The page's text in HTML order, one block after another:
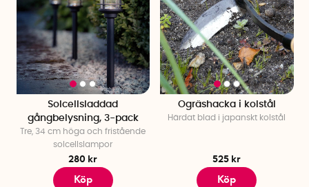
Solcellsladdad
gångbelysning, 3-pack
Tre, 34 cm höga och fristående
solcellslampor
280 kr
Köp
Ogräshacka i kolstål
Härdat blad i japanskt kolstål
525 kr
Köp